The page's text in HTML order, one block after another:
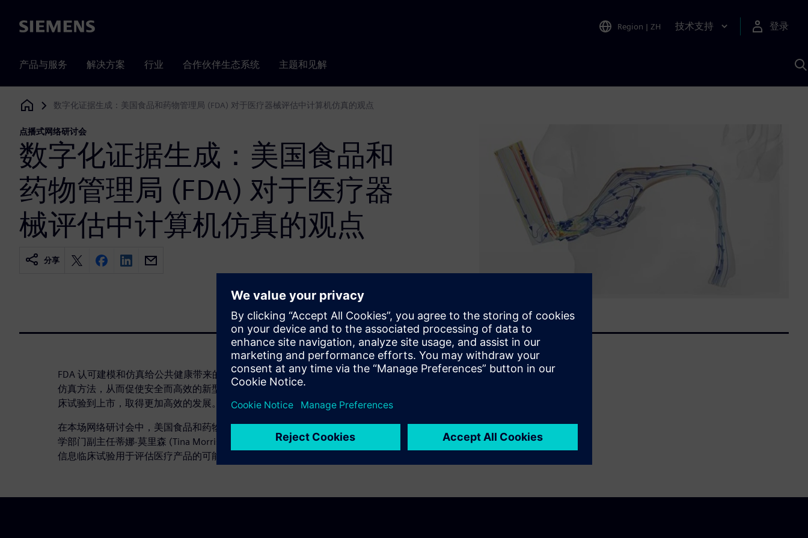
Siemens Region | ZH 技术支持 登录
产品与服务 解决方案 行业 合作伙伴生态系统 主题和见解
Siemens Digital Industries Software
数字化证据生成：美国食品和药物管理局 (FDA) 对于医疗器械评估中计算机仿真的观点
点播式网络研讨会
数字化证据生成：美国食品和
药物管理局 (FDA) 对于医疗器
械评估中计算机仿真的观点
分享
FDA 认可建模和仿真给公共健康带来的好处，并且经常建议医疗器械行业使用
仿真方法，从而促使安全而高效的新型治疗方法能够从设计到临床前研究、从临
床试验到上市，取得更加高效的发展。
在本场网络研讨会中，美国食品和药物管理局医疗器械和辐射健康中心应用机械
学部门副主任蒂娜·莫里森 (Tina Morrison) 将概括介绍这些方法并重点讲解生物
信息临床试验用于评估医疗产品的可能性。